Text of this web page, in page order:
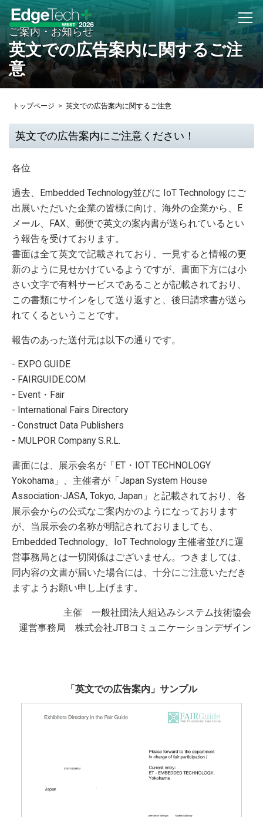
ご案内・お知らせ
英文での広告案内に関するご注
意
トップページ 英文での広告案内に関するご注意
英文での広告案内にご注意ください！
各位
過去、Embedded Technology並びに IoT Technology にご
出展いただいた企業の皆様に向け、海外の企業から、E
メール、FAX、郵便で英文の案内書が送られているとい
う報告を受けております。
書面は全て英文で記載されており、一見すると情報の更
新のように見せかけているようですが、書面下方には小
さい文字で有料サービスであることが記載されており、
この書類にサインをして送り返すと、後日請求書が送ら
れてくるということです。
報告のあった送付元は以下の通りです。
- EXPO GUIDE
- FAIRGUIDE.COM
- Event・Fair
- International Fairs Directory
- Construct Data Publishers
- MULPOR Company S.R.L.
書面には、展示会名が「ET・IOT TECHNOLOGY
Yokohama」、主催者が「Japan System House
Association-JASA, Tokyo, Japan」と記載されており、各
展示会からの公式なご案内かのようになっております
が、当展示会の名称が明記されておりましても、
Embedded Technology、IoT Technology 主催者並びに運
営事務局とは一切関係はございません。つきましては、
同内容の文書が届いた場合には、十分にご注意いただき
ますようお願い申し上げます。
主催 一般社団法人組込みシステム技術協会
運営事務局 株式会社JTBコミュニケーションデザイン
「英文での広告案内」サンプル
出展のお問い合わせ
来場登録・ログイン
開催概要
カンファレンス委員会
前回開催（2025年）
EdgeTech+ West 2025 公式サイト
会場風景
出展社情報
出展者一覧
カンファレンス
セミナー
出展案内
出展要項
プレス
ロゴ・ダウンロード
ご案内・お知らせ
事務局からのお知らせ一覧
英文での広告案内にご注意
出展のお問い合わせ
来場登録・ログイン